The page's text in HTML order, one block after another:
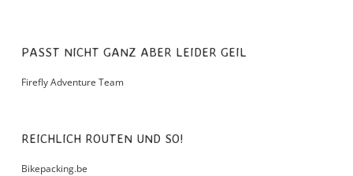
PASST NICHT GANZ ABER LEIDER GEIL
Firefly Adventure Team
REICHLICH ROUTEN UND SO!
Bikepacking.be